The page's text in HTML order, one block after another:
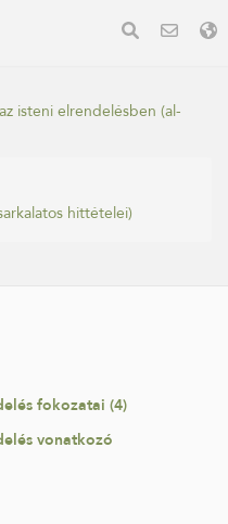
isteni elrendelésben (al-
hittételei)
fokozatai (4)
vonatkozó